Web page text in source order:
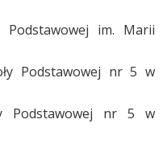
Podstawowej im. Marii
Podstawowej nr 5 w
Podstawowej nr 5 w